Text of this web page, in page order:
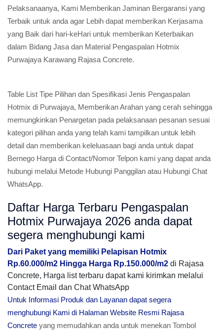
Pelaksanaanya, Kami Memberikan Jaminan Bergaransi yang
Terbaik untuk anda agar Lebih dapat memberikan Kerjasama
yang Baik dari hari-keHari untuk memberikan Keterbaikan
dalam Bidang Jasa dan Material Pengaspalan Hotmix
Purwajaya Karawang Rajasa Concrete.
Table List Tipe Pilihan dan Spesifikasi Jenis Pengaspalan
Hotmix di Purwajaya, Memberikan Arahan yang cerah sehingga
memungkinkan Penargetan pada pelaksanaan pesanan sesuai
kategori pilihan anda yang telah kami tampilkan untuk lebih
detail dan memberikan keleluasaan bagi anda untuk dapat
Bernego Harga di Contact/Nomor Telpon kami yang dapat anda
hubungi melalui Metode Hubungi Panggilan atau Hubungi Chat
WhatsApp.
Daftar Harga Terbaru Pengaspalan
Hotmix Purwajaya 2026 anda dapat
segera menghubungi kami
Dari Paket yang memiliki Pelapisan Hotmix
Rp.60.000/m2 Hingga Harga Rp.150.000/m2 di Rajasa
Concrete, Harga list terbaru dapat kami kirimkan melalui
Contact Email dan Chat WhatsApp
Untuk Informasi Produk dan Layanan dapat segera
menghubungi Kami di Halaman Website Resmi Rajasa
Concrete yang memudahkan anda untuk menekan Tombol